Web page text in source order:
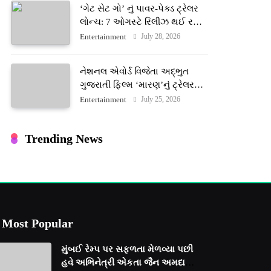
‘ગેટ સેટ ગો’ નું પાવર-પેક્ડ ટ્રેલર
લોન્ચ: 7 ઓગસ્ટે રિલીઝ થઈ રહેલ
આ ફિલ્મમાં હાઇ-ટેક VFX જોવા
Entertainment July 28, 2026
નેશનલ એવોર્ડ વિજેતા અદ્ભુત
ગુજરાતી ફિલ્મ ‘મારણ’નું ટ્રેલર
જાહેર: ૩૧ જુલાઈના રોજ થશે
Entertainment July 25, 2026
Trending News
Most Popular
મુંબઈ રેમ્પ પર સફળતા મેળવ્યા પછી
હવે અભિનેત્રી એકતા જૈન અમદાવાદ